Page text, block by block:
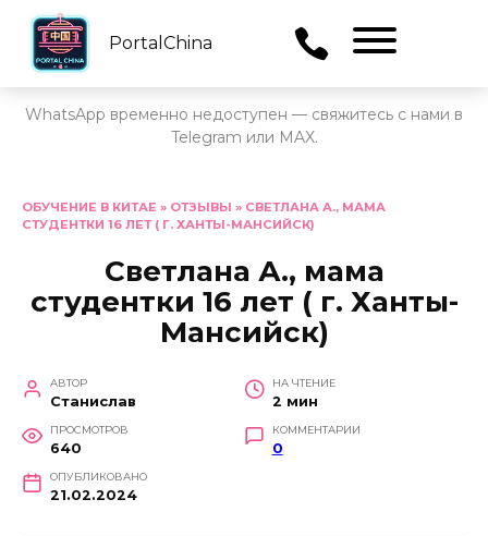
PortalChina
WhatsApp временно недоступен — свяжитесь с нами в
Telegram или MAX.
содержанию
ОБУЧЕНИЕ В КИТАЕ » ОТЗЫВЫ » СВЕТЛАНА А., МАМА
СТУДЕНТКИ 16 ЛЕТ ( Г. ХАНТЫ-МАНСИЙСК)
Светлана А., мама
студентки 16 лет ( г. Ханты-
Мансийск)
АВТОР
Станислав
НА ЧТЕНИЕ
2 мин
ПРОСМОТРОВ
640
КОММЕНТАРИИ
0
ОПУБЛИКОВАНО
21.02.2024